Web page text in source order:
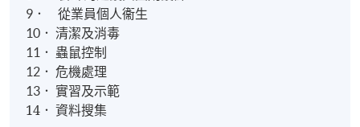
9 ． 從業員個人衞生
10 ． 清潔及消毒
11 ． 蟲鼠控制
12 ． 危機處理
13 ． 實習及示範
14 ． 資料搜集